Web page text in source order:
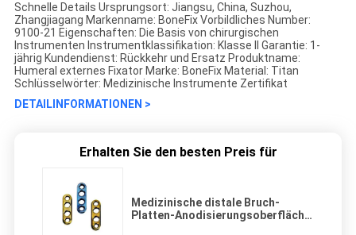
Schnelle Details Ursprungsort: Jiangsu, China, Suzhou,
Zhangjiagang Markenname: BoneFix Vorbildliches Number:
9100-21 Eigenschaften: Die Basis von chirurgischen
Instrumenten Instrumentklassifikation: Klasse II Garantie: 1-
jährig Kundendienst: Rückkehr und Ersatz Produktname:
Humeral externes Fixator Marke: BoneFix Material: Titan
Schlüsselwörter: Medizinische Instrumente Zertifikat
DETAILINFORMATIONEN >
Erhalten Sie den besten Preis für
Medizinische distale Bruch-
Platten-Anodisierungsoberfläche